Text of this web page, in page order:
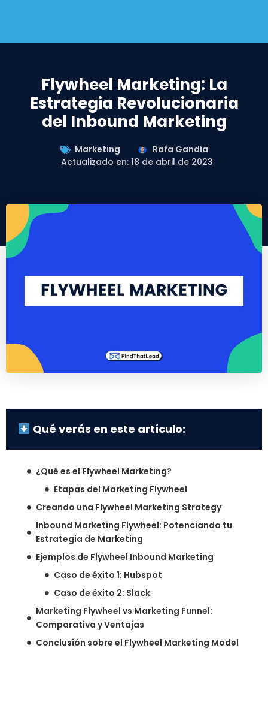
Flywheel Marketing: La
Estrategia Revolucionaria
del Inbound Marketing
Marketing
Rafa Gandía
Actualizado en: 18 de abril de 2023
Qué verás en este artículo:
¿Qué es el Flywheel Marketing?
Etapas del Marketing Flywheel
Creando una Flywheel Marketing Strategy
Inbound Marketing Flywheel: Potenciando tu
Estrategia de Marketing
Ejemplos de Flywheel Inbound Marketing
Caso de éxito 1: Hubspot
Caso de éxito 2: Slack
Marketing Flywheel vs Marketing Funnel:
Comparativa y Ventajas
Conclusión sobre el Flywheel Marketing Model